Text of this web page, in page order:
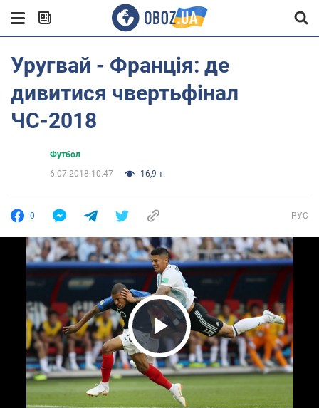
Уругвай - Франція: де
дивитися чвертьфінал
ЧС-2018
Футбол
6.07.2018 10:47
16,9 т.
0 РУС
Play Video